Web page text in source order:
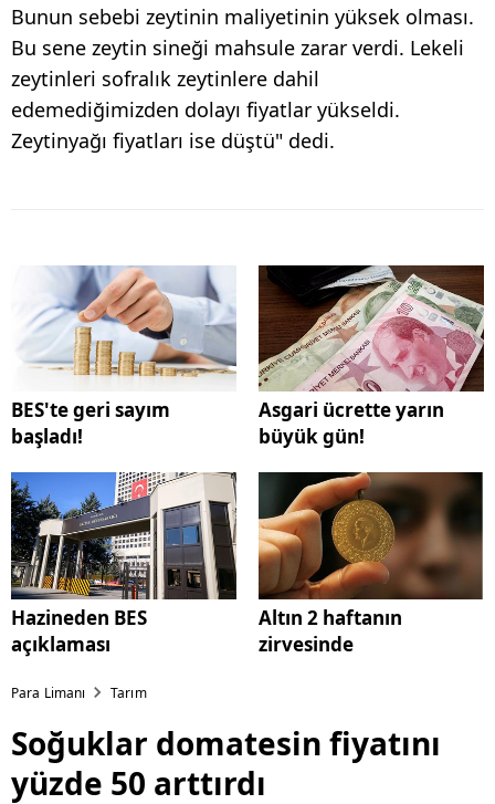
Bunun sebebi zeytinin maliyetinin yüksek olması.
Bu sene zeytin sineği mahsule zarar verdi. Lekeli
zeytinleri sofralık zeytinlere dahil
edemediğimizden dolayı fiyatlar yükseldi.
Zeytinyağı fiyatları ise düştü" dedi.
BES'te geri sayım
başladı!
Asgari ücrette yarın
büyük gün!
Hazineden BES
açıklaması
Altın 2 haftanın
zirvesinde
Para Limanı Tarım
Soğuklar domatesin fiyatını
yüzde 50 arttırdı